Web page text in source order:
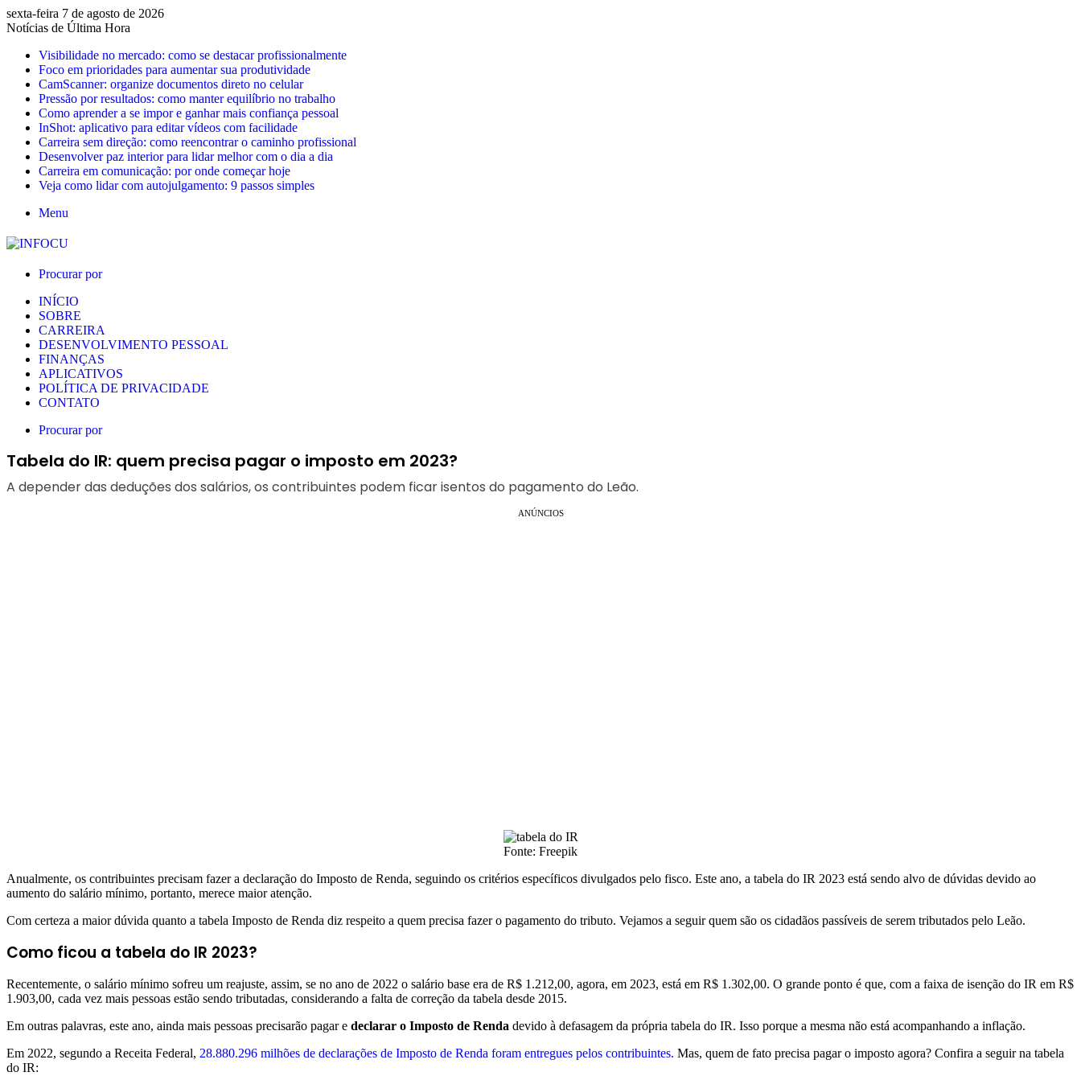
sexta-feira 7 de agosto de 2026
Notícias de Última Hora
Visibilidade no mercado: como se destacar profissionalmente
Foco em prioridades para aumentar sua produtividade
CamScanner: organize documentos direto no celular
Pressão por resultados: como manter equilíbrio no trabalho
Como aprender a se impor e ganhar mais confiança pessoal
InShot: aplicativo para editar vídeos com facilidade
Carreira sem direção: como reencontrar o caminho profissional
Desenvolver paz interior para lidar melhor com o dia a dia
Carreira em comunicação: por onde começar hoje
Veja como lidar com autojulgamento: 9 passos simples
Menu
Procurar por
INÍCIO
SOBRE
CARREIRA
DESENVOLVIMENTO PESSOAL
FINANÇAS
APLICATIVOS
POLÍTICA DE PRIVACIDADE
CONTATO
Procurar por
Tabela do IR: quem precisa pagar o imposto em 2023?
A depender das deduções dos salários, os contribuintes podem ficar isentos do pagamento do Leão.
ANÚNCIOS
Fonte: Freepik
Anualmente, os contribuintes precisam fazer a declaração do Imposto de Renda, seguindo os critérios específicos divulgados pelo fisco. Este ano, a tabela do IR 2023 está sendo alvo de dúvidas devido ao
aumento do salário mínimo, portanto, merece maior atenção.
Com certeza a maior dúvida quanto a tabela Imposto de Renda diz respeito a quem precisa fazer o pagamento do tributo. Vejamos a seguir quem são os cidadãos passíveis de serem tributados pelo Leão.
Como ficou a tabela do IR 2023?
Recentemente, o salário mínimo sofreu um reajuste, assim, se no ano de 2022 o salário base era de R$ 1.212,00, agora, em 2023, está em R$ 1.302,00. O grande ponto é que, com a faixa de isenção do IR em R$
1.903,00, cada vez mais pessoas estão sendo tributadas, considerando a falta de correção da tabela desde 2015.
Em outras palavras, este ano, ainda mais pessoas precisarão pagar e declarar o Imposto de Renda devido à defasagem da própria tabela do IR. Isso porque a mesma não está acompanhando a inflação.
Em 2022, segundo a Receita Federal, 28.880.296 milhões de declarações de Imposto de Renda foram entregues pelos contribuintes. Mas, quem de fato precisa pagar o imposto agora? Confira a seguir na tabela
do IR: